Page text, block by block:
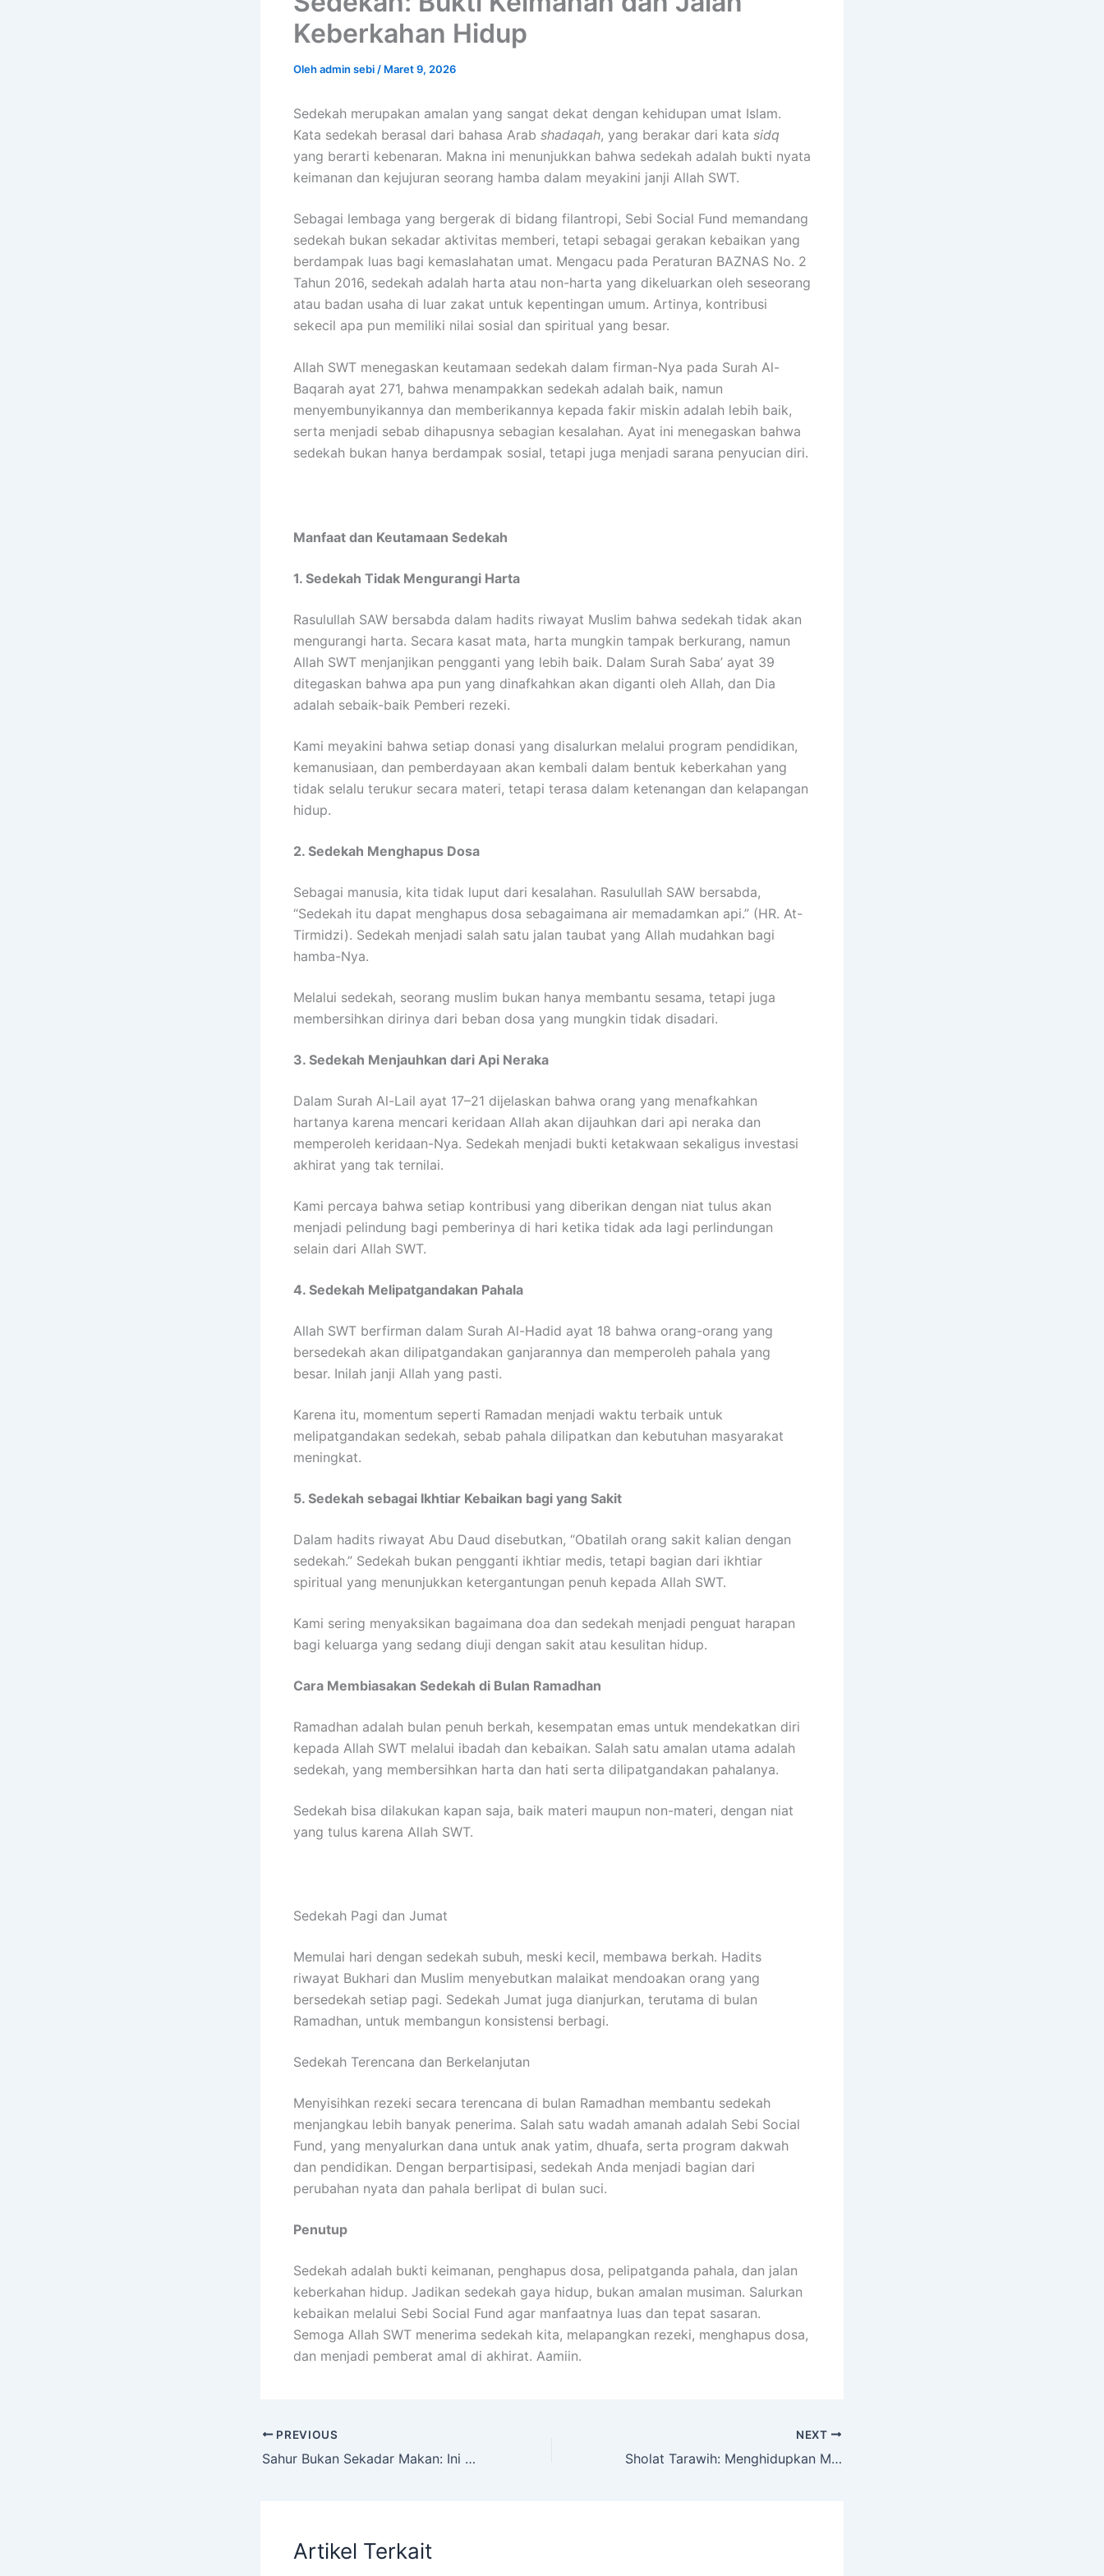
Keberkahan Hidup
Olehadmin sebi / Maret 9, 2026
Sedekah merupakan amalan yang sangat dekat dengan kehidupan umat Islam.
Kata sedekah berasal dari bahasa Arab shadaqah, yang berakar dari kata sidq
yang berarti kebenaran. Makna ini menunjukkan bahwa sedekah adalah bukti nyata
keimanan dan kejujuran seorang hamba dalam meyakini janji Allah SWT.
Sebagai lembaga yang bergerak di bidang filantropi, Sebi Social Fund memandang
sedekah bukan sekadar aktivitas memberi, tetapi sebagai gerakan kebaikan yang
berdampak luas bagi kemaslahatan umat. Mengacu pada Peraturan BAZNAS No. 2
Tahun 2016, sedekah adalah harta atau non-harta yang dikeluarkan oleh seseorang
atau badan usaha di luar zakat untuk kepentingan umum. Artinya, kontribusi
sekecil apa pun memiliki nilai sosial dan spiritual yang besar.
Allah SWT menegaskan keutamaan sedekah dalam firman-Nya pada Surah Al-
Baqarah ayat 271, bahwa menampakkan sedekah adalah baik, namun
menyembunyikannya dan memberikannya kepada fakir miskin adalah lebih baik,
serta menjadi sebab dihapusnya sebagian kesalahan. Ayat ini menegaskan bahwa
sedekah bukan hanya berdampak sosial, tetapi juga menjadi sarana penyucian diri.
Manfaat dan Keutamaan Sedekah
1. Sedekah Tidak Mengurangi Harta
Rasulullah SAW bersabda dalam hadits riwayat Muslim bahwa sedekah tidak akan
mengurangi harta. Secara kasat mata, harta mungkin tampak berkurang, namun
Allah SWT menjanjikan pengganti yang lebih baik. Dalam Surah Saba’ ayat 39
ditegaskan bahwa apa pun yang dinafkahkan akan diganti oleh Allah, dan Dia
adalah sebaik-baik Pemberi rezeki.
Kami meyakini bahwa setiap donasi yang disalurkan melalui program pendidikan,
kemanusiaan, dan pemberdayaan akan kembali dalam bentuk keberkahan yang
tidak selalu terukur secara materi, tetapi terasa dalam ketenangan dan kelapangan
hidup.
2. Sedekah Menghapus Dosa
Sebagai manusia, kita tidak luput dari kesalahan. Rasulullah SAW bersabda,
“Sedekah itu dapat menghapus dosa sebagaimana air memadamkan api.” (HR. At-
Tirmidzi). Sedekah menjadi salah satu jalan taubat yang Allah mudahkan bagi
hamba-Nya.
Melalui sedekah, seorang muslim bukan hanya membantu sesama, tetapi juga
membersihkan dirinya dari beban dosa yang mungkin tidak disadari.
3. Sedekah Menjauhkan dari Api Neraka
Dalam Surah Al-Lail ayat 17–21 dijelaskan bahwa orang yang menafkahkan
hartanya karena mencari keridaan Allah akan dijauhkan dari api neraka dan
memperoleh keridaan-Nya. Sedekah menjadi bukti ketakwaan sekaligus investasi
akhirat yang tak ternilai.
Kami percaya bahwa setiap kontribusi yang diberikan dengan niat tulus akan
menjadi pelindung bagi pemberinya di hari ketika tidak ada lagi perlindungan
selain dari Allah SWT.
4. Sedekah Melipatgandakan Pahala
Allah SWT berfirman dalam Surah Al-Hadid ayat 18 bahwa orang-orang yang
bersedekah akan dilipatgandakan ganjarannya dan memperoleh pahala yang
besar. Inilah janji Allah yang pasti.
Karena itu, momentum seperti Ramadan menjadi waktu terbaik untuk
melipatgandakan sedekah, sebab pahala dilipatkan dan kebutuhan masyarakat
meningkat.
5. Sedekah sebagai Ikhtiar Kebaikan bagi yang Sakit
Dalam hadits riwayat Abu Daud disebutkan, “Obatilah orang sakit kalian dengan
sedekah.” Sedekah bukan pengganti ikhtiar medis, tetapi bagian dari ikhtiar
spiritual yang menunjukkan ketergantungan penuh kepada Allah SWT.
Kami sering menyaksikan bagaimana doa dan sedekah menjadi penguat harapan
bagi keluarga yang sedang diuji dengan sakit atau kesulitan hidup.
Cara Membiasakan Sedekah di Bulan Ramadhan
Ramadhan adalah bulan penuh berkah, kesempatan emas untuk mendekatkan diri
kepada Allah SWT melalui ibadah dan kebaikan. Salah satu amalan utama adalah
sedekah, yang membersihkan harta dan hati serta dilipatgandakan pahalanya.
Sedekah bisa dilakukan kapan saja, baik materi maupun non-materi, dengan niat
yang tulus karena Allah SWT.
Sedekah Pagi dan Jumat
Memulai hari dengan sedekah subuh, meski kecil, membawa berkah. Hadits
riwayat Bukhari dan Muslim menyebutkan malaikat mendoakan orang yang
bersedekah setiap pagi. Sedekah Jumat juga dianjurkan, terutama di bulan
Ramadhan, untuk membangun konsistensi berbagi.
Sedekah Terencana dan Berkelanjutan
Menyisihkan rezeki secara terencana di bulan Ramadhan membantu sedekah
menjangkau lebih banyak penerima. Salah satu wadah amanah adalah Sebi Social
Fund, yang menyalurkan dana untuk anak yatim, dhuafa, serta program dakwah
dan pendidikan. Dengan berpartisipasi, sedekah Anda menjadi bagian dari
perubahan nyata dan pahala berlipat di bulan suci.
Penutup
Sedekah adalah bukti keimanan, penghapus dosa, pelipatganda pahala, dan jalan
keberkahan hidup. Jadikan sedekah gaya hidup, bukan amalan musiman. Salurkan
kebaikan melalui Sebi Social Fund agar manfaatnya luas dan tepat sasaran.
Semoga Allah SWT menerima sedekah kita, melapangkan rezeki, menghapus dosa,
dan menjadi pemberat amal di akhirat. Aamiin.
PREVIOUS
Sahur Bukan Sekadar Makan: Ini Tuntunan Nabi yang Perlu Dihidupkan
NEXT
Sholat Tarawih: Menghidupkan Malam, Menguatkan Kepedulian
Artikel Terkait